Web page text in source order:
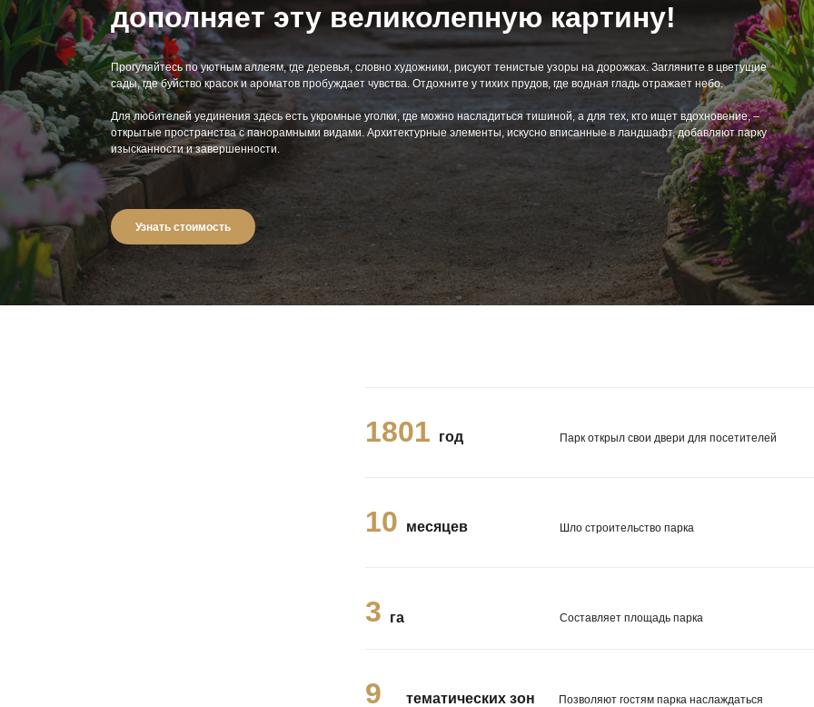
дополняет эту великолепную картину!
Прогуляйтесь по уютным аллеям, где деревья, словно художники, рисуют тенистые узоры на дорожках. Загляните в цветущие
сады, где буйство красок и ароматов пробуждает чувства. Отдохните у тихих прудов, где водная гладь отражает небо.
Для любителей уединения здесь есть укромные уголки, где можно насладиться тишиной, а для тех, кто ищет вдохновение, –
открытые пространства с панорамными видами. Архитектурные элементы, искусно вписанные в ландшафт, добавляют парку
изысканности и завершенности.
Узнать стоимость
2014 год Парк открыл свои двери для посетителей
месяцев
тематических зон
11
3 га
Шло строительство парка
Позволяют гостям парка наслаждаться
10
Составляет площадь парка